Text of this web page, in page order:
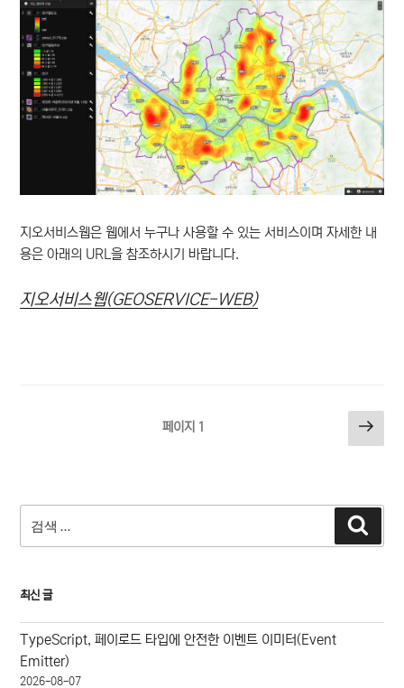
지오서비스웹은 웹에서 누구나 사용할 수 있는 서비스이며 자세한 내
용은 아래의 URL을 참조하시기 바랍니다.
지오서비스웹(GEOSERVICE-WEB)
매
김
페이지 1
다
음
색:
색
최신 글
TypeScript, 페이로드 타입에 안전한 이벤트 이미터(Event
Emitter)
2026-08-07